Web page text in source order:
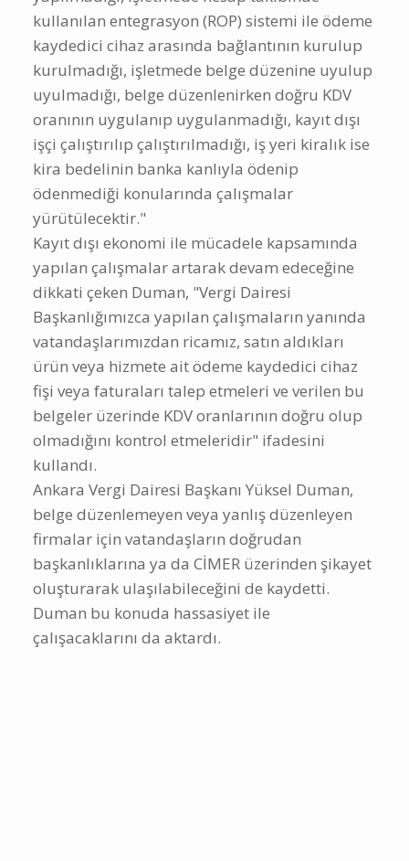
kullanılan entegrasyon (ROP) sistemi ile ödeme
kaydedici cihaz arasında bağlantının kurulup
kurulmadığı, işletmede belge düzenine uyulup
uyulmadığı, belge düzenlenirken doğru KDV
oranının uygulanıp uygulanmadığı, kayıt dışı
işçi çalıştırılıp çalıştırılmadığı, iş yeri kiralık ise
kira bedelinin banka kanlıyla ödenip
ödenmediği konularında çalışmalar
yürütülecektir."
Kayıt dışı ekonomi ile mücadele kapsamında
yapılan çalışmalar artarak devam edeceğine
dikkati çeken Duman, "Vergi Dairesi
Başkanlığımızca yapılan çalışmaların yanında
vatandaşlarımızdan ricamız, satın aldıkları
ürün veya hizmete ait ödeme kaydedici cihaz
fişi veya faturaları talep etmeleri ve verilen bu
belgeler üzerinde KDV oranlarının doğru olup
olmadığını kontrol etmeleridir" ifadesini
kullandı.
Ankara Vergi Dairesi Başkanı Yüksel Duman,
belge düzenlemeyen veya yanlış düzenleyen
firmalar için vatandaşların doğrudan
başkanlıklarına ya da CİMER üzerinden şikayet
oluşturarak ulaşılabileceğini de kaydetti.
Duman bu konuda hassasiyet ile
çalışacaklarını da aktardı.